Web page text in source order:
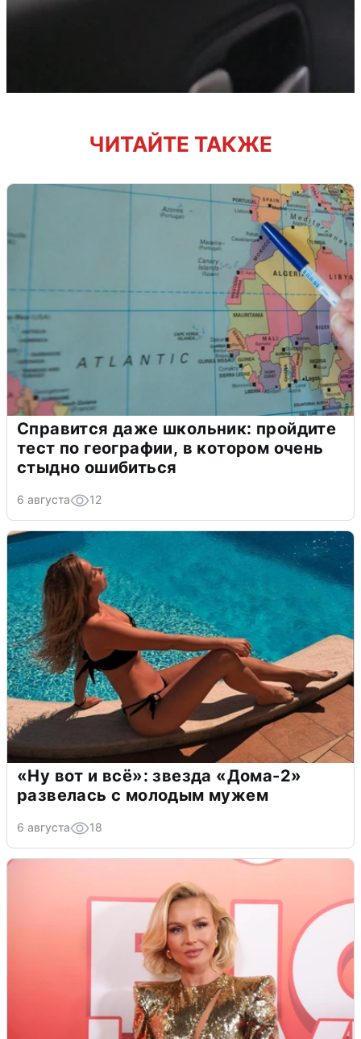
ЧИТАЙТЕ ТАКЖЕ
Справится даже школьник: пройдите
тест по географии, в котором очень
стыдно ошибиться
6 августа 12
«Ну вот и всё»: звезда «Дома-2»
развелась с молодым мужем
6 августа 18